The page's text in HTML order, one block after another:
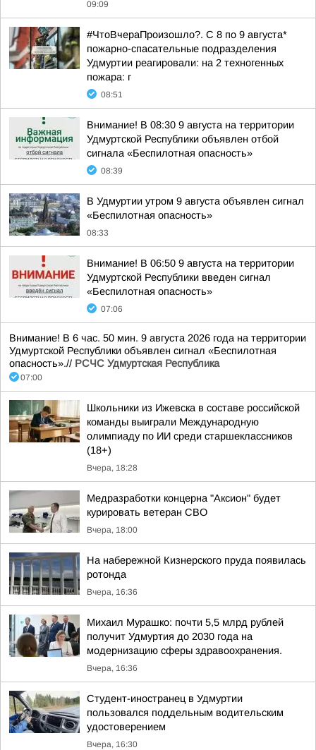
09:09
#ЧтоВчераПроизошло?. С 8 по 9 августа*
пожарно-спасательные подразделения
Удмуртии реагировали: на 2 техногенных
пожара: г
08:51
Внимание! В 08:30 9 августа на территории
Удмуртской Республики объявлен отбой
сигнала «Беспилотная опасность»
08:39
В Удмуртии утром 9 августа объявлен сигнал
«Беспилотная опасность»
08:33
Внимание! В 06:50 9 августа на территории
Удмуртской Республики введен сигнал
«Беспилотная опасность»
07:06
Внимание! В 6 час. 50 мин. 9 августа 2026 года на территории
Удмуртской Республики объявлен сигнал «Беспилотная
опасность».// РСЧС Удмуртская Республика
07:00
Школьники из Ижевска в составе российской
команды выиграли Международную
олимпиаду по ИИ среди старшеклассников
(18+)
Вчера, 18:28
Медразработки концерна "Аксион" будет
курировать ветеран СВО
Вчера, 18:00
На набережной Кизнерского пруда появилась
ротонда
Вчера, 16:36
Михаил Мурашко: почти 5,5 млрд рублей
получит Удмуртия до 2030 года на
модернизацию сферы здравоохранения.
Вчера, 16:36
Студент-иностранец в Удмуртии
пользовался поддельным водительским
удостоверением
Вчера, 16:30